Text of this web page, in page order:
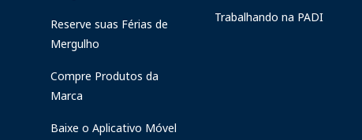
Reserve suas Férias de
Mergulho
Compre Produtos da
Marca
Baixe o Aplicativo Móvel
Trabalhando na PADI